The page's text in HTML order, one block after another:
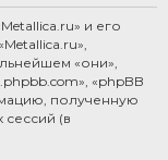
и его
«они»,
«phpBB
полученную
(в